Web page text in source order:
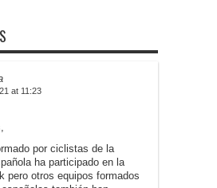
at 11:23
por ciclistas de la
ha participado en la
pero otros equipos formados